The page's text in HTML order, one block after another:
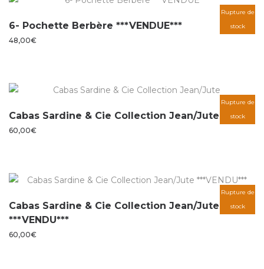
Rupture de
stock
6- Pochette Berbère ***VENDUE***
48,00€
Rupture de
stock
Cabas Sardine & Cie Collection Jean/Jute
60,00€
Rupture de
stock
Cabas Sardine & Cie Collection Jean/Jute
***VENDU***
60,00€